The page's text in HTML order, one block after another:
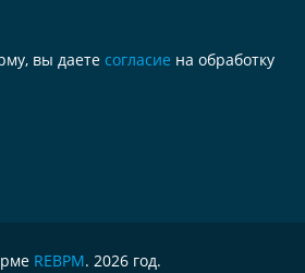
вы даете согласие на обработку
REBPM. 2026 год.